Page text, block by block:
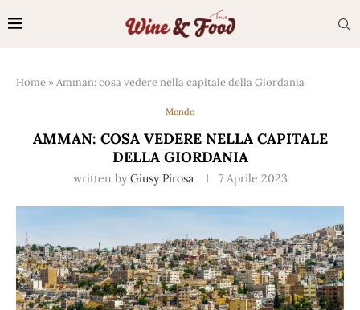
Home »Amman: cosa vedere nella capitale della Giordania
Mondo
AMMAN: COSA VEDERE NELLA CAPITALE
DELLA GIORDANIA
written by Giusy Pirosa 7 Aprile 2023